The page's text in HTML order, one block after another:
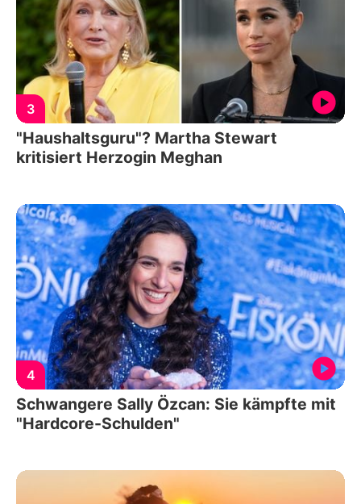
3
"Haushaltsguru"? Martha Stewart
kritisiert Herzogin Meghan
4
Schwangere Sally Özcan: Sie kämpfte mit
"Hardcore-Schulden"